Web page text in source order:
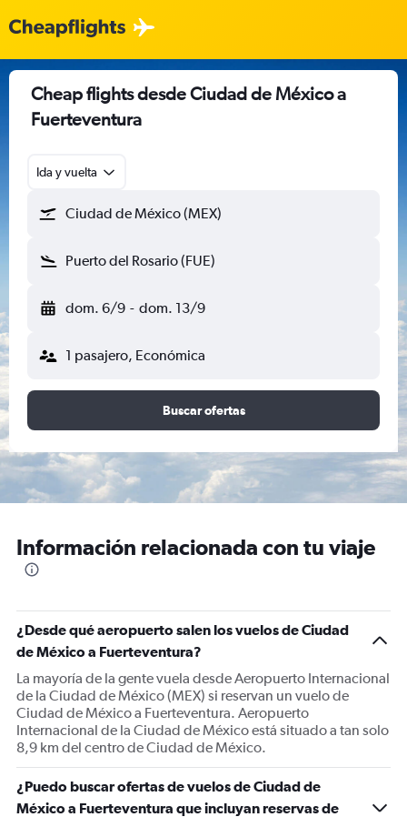
Cheap flights desde Ciudad de México a
Fuerteventura
Ida y vuelta
Ciudad de México (MEX)
Puerto del Rosario (FUE)
dom. 6/9 - dom. 13/9
1 pasajero, Económica
Buscar ofertas
Información relacionada con tu viaje
¿Desde qué aeropuerto salen los vuelos de Ciudad
de México a Fuerteventura?
La mayoría de la gente vuela desde Aeropuerto Internacional
de la Ciudad de México (MEX) si reservan un vuelo de
Ciudad de México a Fuerteventura. Aeropuerto
Internacional de la Ciudad de México está situado a tan solo
8,9 km del centro de Ciudad de México.
¿Puedo buscar ofertas de vuelos de Ciudad de
México a Fuerteventura que incluyan reservas de